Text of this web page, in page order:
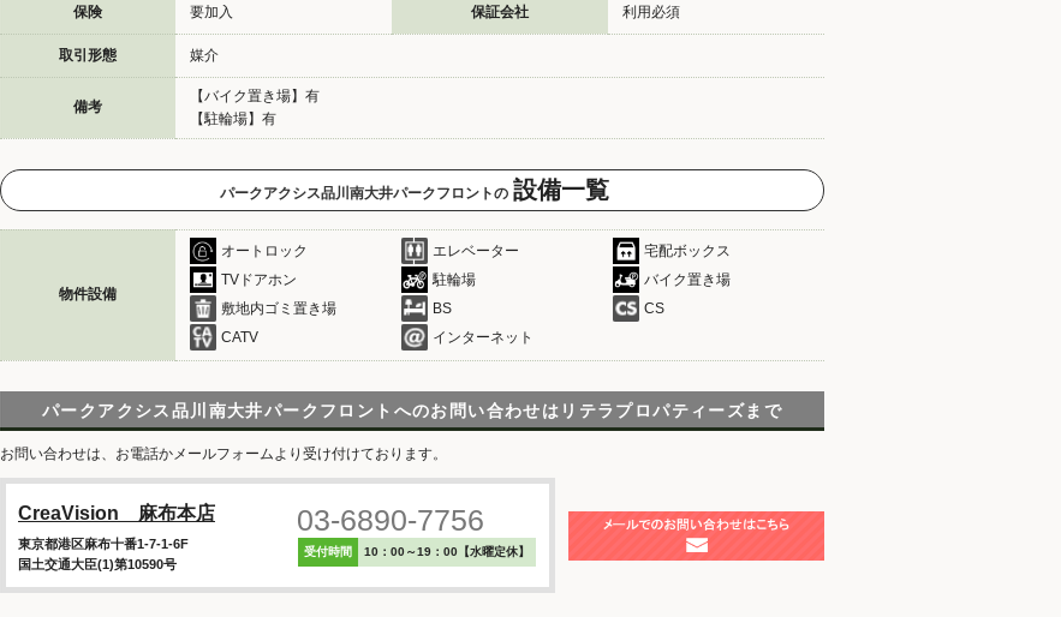
保険 要加入 保証会社 利用必須
取引形態 媒介
備考
【バイク置き場】有
【駐輪場】有
パークアクシス品川南大井パークフロントの 設備一覧
物件設備
オートロック エレベーター
宅配ボックス
TVドアホン
駐輪場
バイク置き場
敷地内ゴミ置き場
BS
CS
CATV
インターネット
パークアクシス品川南大井パークフロントへのお問い合わせは リテラプロパティーズまで
お問い合わせは、お電話かメールフォームより受け付けております。
CreaVision 麻布本店
東京都港区麻布十番1-7-1-6F
国土交通大臣(1)第10590号
03-6890-7756
受付時間 10：00～19：00【水曜定休】